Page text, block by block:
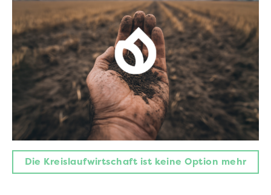
Die Kreislaufwirtschaft ist keine Option mehr